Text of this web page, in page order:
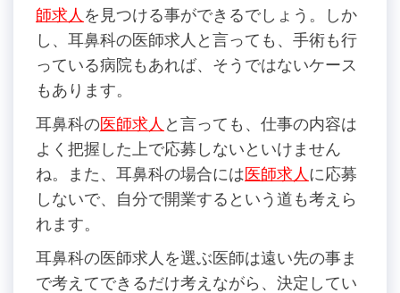
師求人 を見つける事ができるでしょう。しか
し、耳鼻科の医師求人と言っても、手術も行
っている病院もあれば、そうではないケース
もあります。
耳鼻科の医師求人 と言っても、仕事の内容は
よく把握した上で応募しないといけません
ね。また、耳鼻科の場合には医師求人 に応募
しないで、自分で開業するという道も考えら
れます。
耳鼻科の医師求人を選ぶ医師は遠い先の事ま
で考えてできるだけ考えながら、決定してい